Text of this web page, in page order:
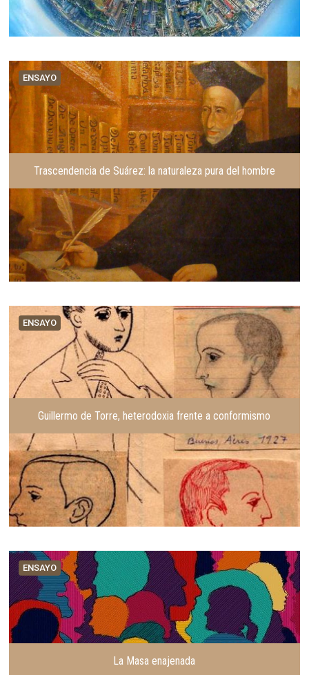
ENSAYO
Trascendencia de Suárez: la naturaleza pura del hombre
ENSAYO
Guillermo de Torre, heterodoxia frente a conformismo
ENSAYO
La Masa enajenada